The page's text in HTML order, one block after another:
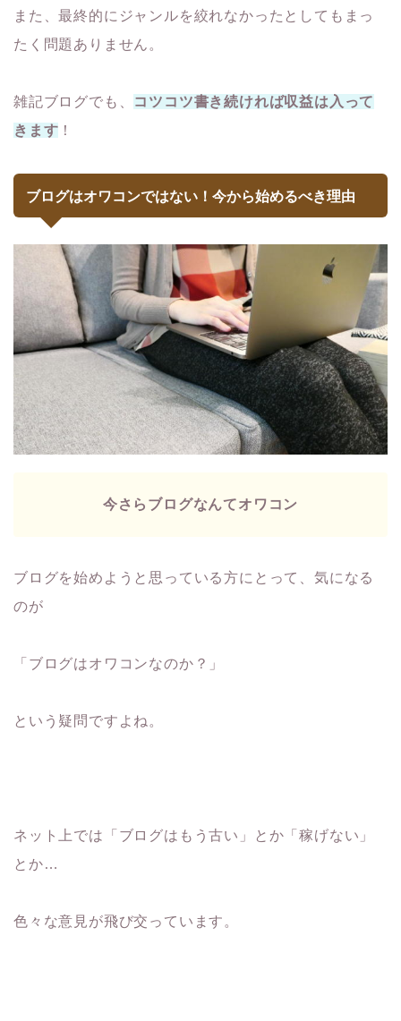
また、最終的にジャンルを絞れなかったとしてもまっ
たく問題ありません。
雑記ブログでも、 コツコツ書き続ければ収益は入って
きます ！
ブログはオワコンではない！今から始めるべき理由
今さらブログなんてオワコン
ブログを始めようと思っている方にとって、気になる
のが
「ブログはオワコンなのか？」
という疑問ですよね。
ネット上では「ブログはもう古い」とか「稼げない」
とか…
色々な意見が飛び交っています。